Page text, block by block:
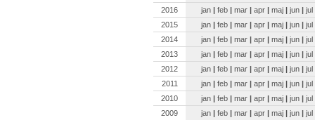
2016
jan | feb | mar | apr | maj | jun | jul
2015
jan | feb | mar | apr | maj | jun | jul
2014
jan | feb | mar | apr | maj | jun | jul
2013
jan | feb | mar | apr | maj | jun | jul
2012
jan | feb | mar | apr | maj | jun | jul
2011
jan | feb | mar | apr | maj | jun | jul
2010
jan | feb | mar | apr | maj | jun | jul
2009
jan | feb | mar | apr | maj | jun | jul